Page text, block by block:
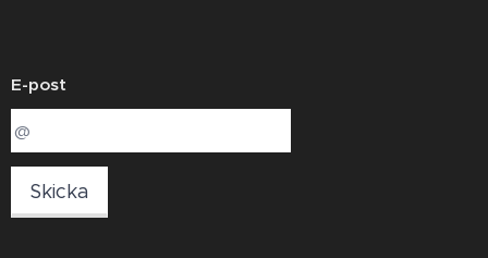
E-post
Skicka